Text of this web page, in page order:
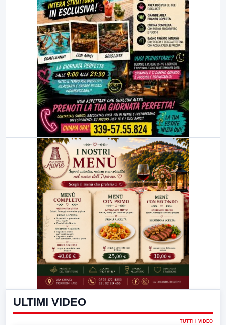
ULTIMI VIDEO
TUTTI I VIDEO